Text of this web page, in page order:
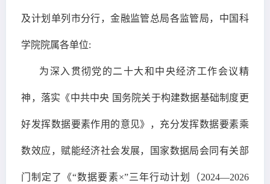
及计划单列市分行，金融监管总局各监管局，中国科
学院院属各单位:
为深入贯彻党的二十大和中央经济工作会议精
神，落实《中共中央 国务院关于构建数据基础制度更
好发挥数据要素作用的意见》，充分发挥数据要素乘
数效应，赋能经济社会发展，国家数据局会同有关部
门制定了《“数据要素×”三年行动计划（2024—2026